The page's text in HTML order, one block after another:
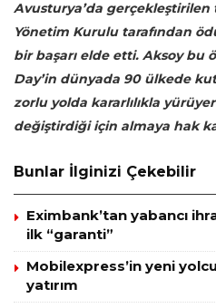
Avusturya’da gerçekleştirilen
Yönetim Kurulu tarafından
bir başarı elde etti. Aksoy bu
Day’in dünyada 90 ülkede
zorlu yolda kararlılıkla
değiştirdiği için almaya hak
Bunlar İlginizi Çekebilir
Eximbank’tan yabancı
ilk “garanti”
Mobilexpress’in yeni
yatırım